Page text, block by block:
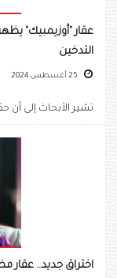
عقار "أوزيمبيك"
التدخين
تشير الأبحاث إلى أن
اختراق جديد.. عقار